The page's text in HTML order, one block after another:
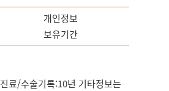
개인정보
보유기간
진료/수술기록:10년 기타정보는